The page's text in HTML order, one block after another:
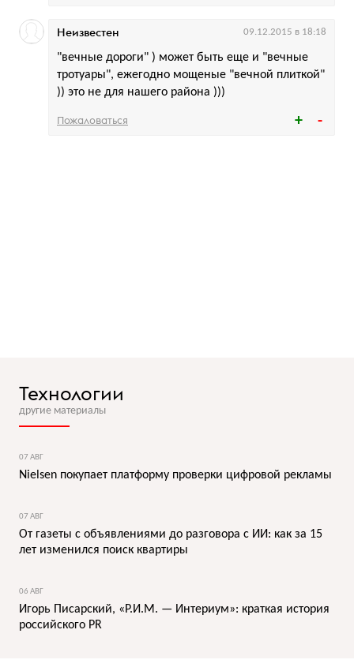
"вечные дороги" ) может быть еще и "вечные
тротуары", ежегодно мощеные "вечной плиткой"
)) это не для нашего района )))
Неизвестен 09.12.2015 в 18:18
Пожаловаться
Технологии
другие материалы
07 АВГ
Nielsen покупает платформу проверки цифровой рекламы
07 АВГ
От газеты с объявлениями до разговора с ИИ: как за 15
лет изменился поиск квартиры
06 АВГ
Игорь Писарский, «Р.И.М. — Интериум»: краткая история
российского PR